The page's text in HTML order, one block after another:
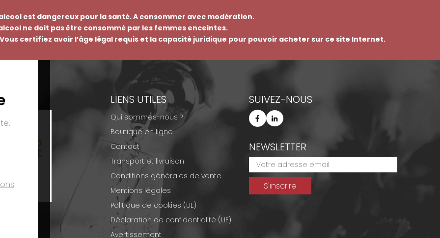
est dangereux pour la santé. A consommer avec modération.
ne doit pas être consommé par les femmes enceintes.
certifiez avoir l’âge légal requis et la capacité juridique pour pouvoir acheter sur ce site Internet.
LIENS UTILES
Qui sommes-nous ?
Boutique en ligne
Contact
Transport et livraison
Conditions générales de vente
Mentions légales
Politique de cookies (UE)
Déclaration de confidentialité (UE)
Avertissement
SUIVEZ-NOUS
NEWSLETTER